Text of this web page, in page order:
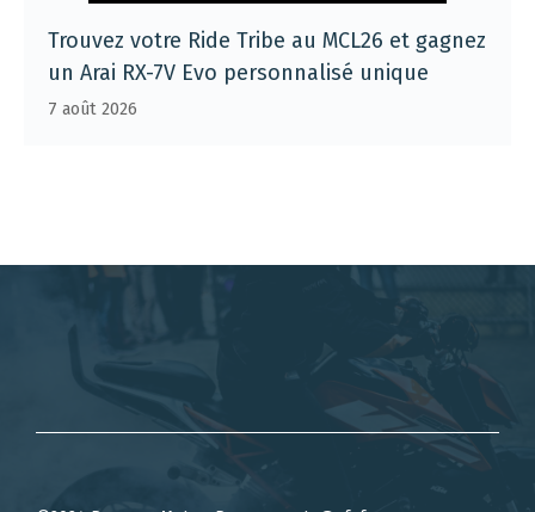
Trouvez votre Ride Tribe au MCL26 et gagnez
un Arai RX-7V Evo personnalisé unique
7 août 2026